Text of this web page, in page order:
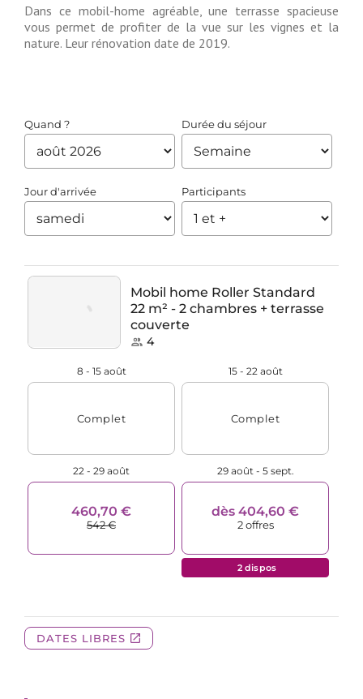
Dans ce mobil-home agréable, une terrasse spacieuse
vous permet de profiter de la vue sur les vignes et la
nature. Leur rénovation date de 2019.